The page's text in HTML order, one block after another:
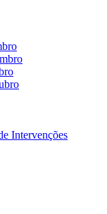
Intervenções